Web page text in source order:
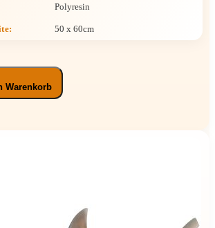
Polyresin
: 50 x 60cm
Warenkorb